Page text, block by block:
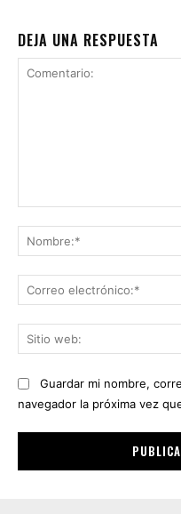
DEJA UNA RESPUESTA
Guardar mi nombre,
navegador la próxima vez